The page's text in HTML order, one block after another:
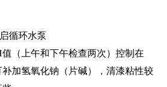
循环水泵
（上午和下午检查两次）控制在
补加氢氧化钠（片碱），清漆粘性较